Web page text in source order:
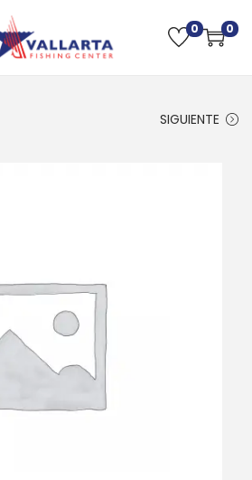
0 0
SIGUIENTE